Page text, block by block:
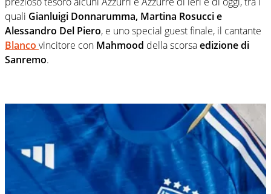
quali Gianluigi Donnarumma, Martina Rosucci e
Alessandro Del Piero, e uno special guest finale, il cantante
Blanco vincitore con Mahmood della scorsaedizione di
Sanremo.